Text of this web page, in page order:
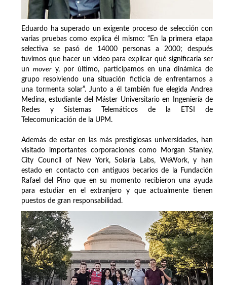
Eduardo ha superado un exigente proceso de selección con
varias pruebas como explica él mismo: “En la primera etapa
selectiva se pasó de 14000 personas a 2000; después
tuvimos que hacer un vídeo para explicar qué significaría ser
unmover y, por último, participamos en una dinámica de
grupo resolviendo una situación ficticia de enfrentarnos a
una tormenta solar”. Junto a él también fue elegida Andrea
Medina, estudiante del Máster Universitario en Ingeniería de
Redes y Sistemas Telemáticos de la ETSI de
Telecomunicación de la UPM.
Además de estar en las más prestigiosas universidades, han
visitado importantes corporaciones como Morgan Stanley,
City Council of New York, Solaria Labs, WeWork, y han
estado en contacto con antiguos becarios de la Fundación
Rafael del Pino que en su momento recibieron una ayuda
para estudiar en el extranjero y que actualmente tienen
puestos de gran responsabilidad.